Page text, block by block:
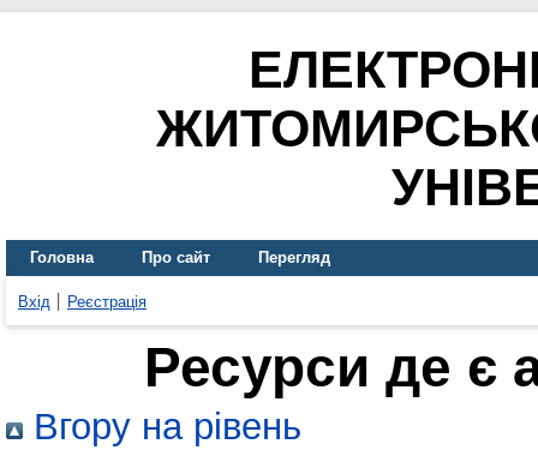
Головна Про сайт Перегляд
Вхід Реєстрація
Ресурси де є
Вгору на рівень